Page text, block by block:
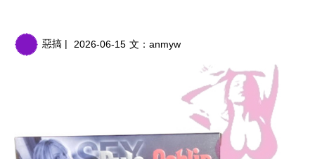
惡搞 | 2026-06-15 文： anmyw